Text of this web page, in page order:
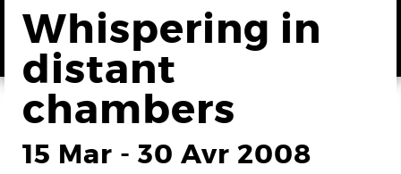
Whispering in
distant
chambers
15 Mar - 30 Avr 2008